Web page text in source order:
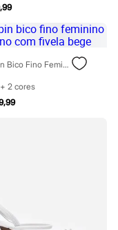
Scarpin Bico Fino Feminino Salto Fino Com Fivela Bege
+ 2 cores